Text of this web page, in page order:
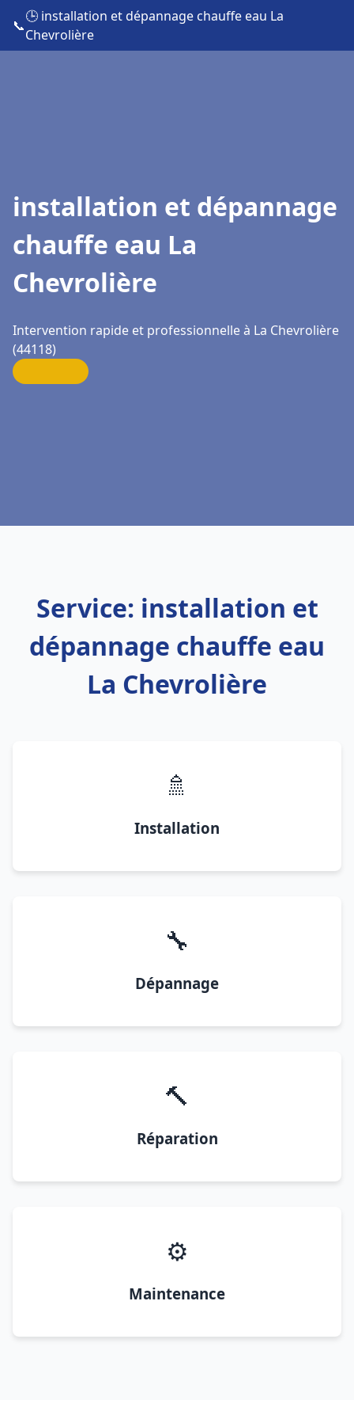
📞
🕒 installation et dépannage chauffe eau La
Chevrolière
installation et dépannage
chauffe eau La
Chevrolière
Intervention rapide et professionnelle à La Chevrolière
(44118)
Service: installation et
dépannage chauffe eau
La Chevrolière
🚿
Installation
🔧
Dépannage
🔨
Réparation
⚙️
Maintenance